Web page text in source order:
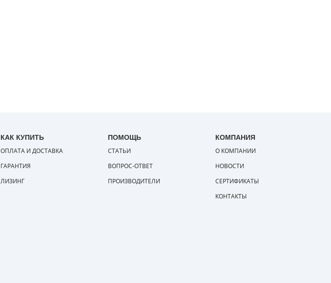
КАК КУПИТЬ
ОПЛАТА И ДОСТАВКА
ГАРАНТИЯ
ЛИЗИНГ
ПОМОЩЬ
СТАТЬИ
ВОПРОС-ОТВЕТ
ПРОИЗВОДИТЕЛИ
КОМПАНИЯ
О КОМПАНИИ
НОВОСТИ
СЕРТИФИКАТЫ
КОНТАКТЫ